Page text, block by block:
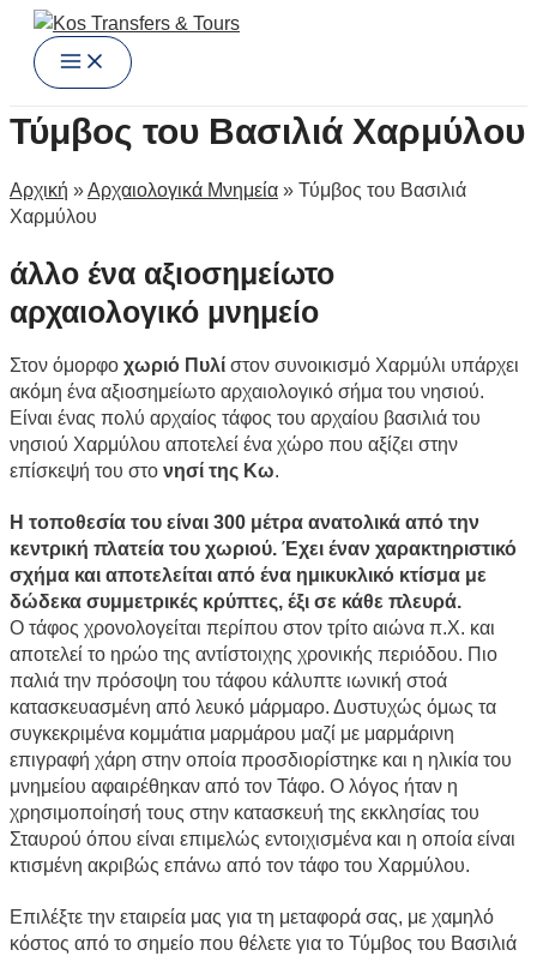
Μετάβαση
περιεχόμενο
Menu
Τύμβος του Βασιλιά Χαρμύλου
Αρχική »Αρχαιολογικά Μνημεία » Τύμβος του Βασιλιά
Χαρμύλου
άλλο ένα αξιοσημείωτο
αρχαιολογικό μνημείο
Στον όμορφο χωριό Πυλί στον συνοικισμό Χαρμύλι υπάρχει
ακόμη ένα αξιοσημείωτο αρχαιολογικό σήμα του νησιού.
Είναι ένας πολύ αρχαίος τάφος του αρχαίου βασιλιά του
νησιού Χαρμύλου αποτελεί ένα χώρο που αξίζει στην
επίσκεψή του στο νησί της Κω.
Η τοποθεσία του είναι 300 μέτρα ανατολικά από την
κεντρική πλατεία του χωριού. Έχει έναν χαρακτηριστικό
σχήμα και αποτελείται από ένα ημικυκλικό κτίσμα με
δώδεκα συμμετρικές κρύπτες, έξι σε κάθε πλευρά.
Ο τάφος χρονολογείται περίπου στον τρίτο αιώνα π.Χ. και
αποτελεί το ηρώο της αντίστοιχης χρονικής περιόδου. Πιο
παλιά την πρόσοψη του τάφου κάλυπτε ιωνική στοά
κατασκευασμένη από λευκό μάρμαρο. Δυστυχώς όμως τα
συγκεκριμένα κομμάτια μαρμάρου μαζί με μαρμάρινη
επιγραφή χάρη στην οποία προσδιορίστηκε και η ηλικία του
μνημείου αφαιρέθηκαν από τον Τάφο. Ο λόγος ήταν η
χρησιμοποίησή τους στην κατασκευή της εκκλησίας του
Σταυρού όπου είναι επιμελώς εντοιχισμένα και η οποία είναι
κτισμένη ακριβώς επάνω από τον τάφο του Χαρμύλου.
Επιλέξτε την εταιρεία μας για τη μεταφορά σας, με χαμηλό
κόστος από το σημείο που θέλετε για το Τύμβος του Βασιλιά